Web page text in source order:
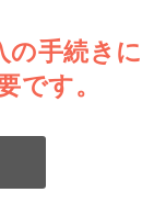
の手続きに
です。